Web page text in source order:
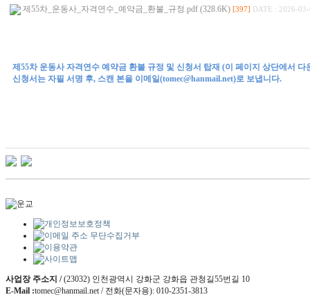
제55차_운동사_자격연수_예약금_환불_규정.pdf (328.6K) [397] DATE : 2026-
제55차 운동사 자격연수 예약금 환불 규정 및 신청서 탑재 (이 페이지 상단에서 다
신청서는 자필 서명 후, 스캔 본을 이메일(tomec@hanmail.net)로 보냅니다.
사업장 주소지 /(23032) 인천광역시 강화군 강화읍 관청길55번길 10
E-Mail :tomec@hanmail.net / 전화(문자용): 010-2351-3813